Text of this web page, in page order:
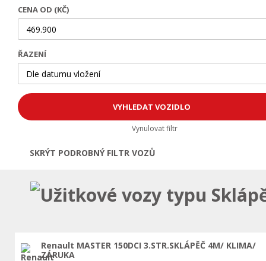
CENA OD (KČ)
ŘAZENÍ
Vynulovat filtr
SKRÝT PODROBNÝ FILTR VOZŮ
Užitkové vozy typu
Renault MASTER 150DCI 3.STR.SKLÁPĚČ 4M/ KLIMA/
ZÁRUKA